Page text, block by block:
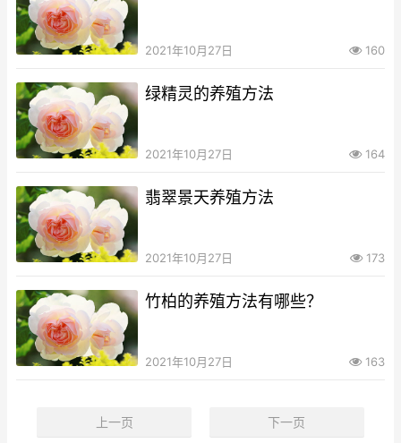
2021年10月27日 160
绿精灵的养殖方法
2021年10月27日 164
翡翠景天养殖方法
2021年10月27日 173
竹柏的养殖方法有哪些？
2021年10月27日 163
上一页 下一页